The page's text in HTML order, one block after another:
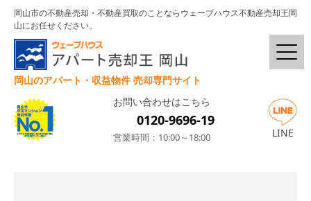
岡山市の不動産売却・不動産買取のことならウェーブハウス不動産売却王岡
山にお任せください。
岡山のアパート・収益物件 売却専門サイト
お問い合わせはこちら
0120-9696-19
営業時間：10:00～18:00 LINE